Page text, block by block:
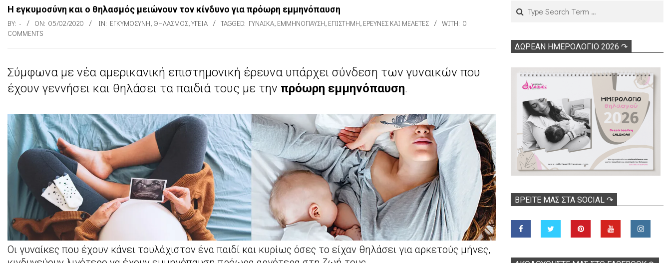
Η εγκυμοσύνη και ο θηλασμός μειώνουν τον κίνδυνο για πρόωρη εμμηνόπαυση
BY: - ON: 05/02/2020 IN: ΕΓΚΥΜΟΣΎΝΗ, ΘΗΛΑΣΜΌΣ,ΥΓΕΊΑ TAGGED: ΓΥΝΑΊΚΑ, ΕΜΜΗΝΌΠΑΥΣΗ, ΕΠΙΣΤΉΜΗ, ΕΡΕΥΝΕΣ ΚΑΙ ΜΕΛΈΤΕΣ WITH: 0
COMMENTS
Η
γ
κ
υ
μ
ν
η
Σύμφωνα με νέα αμερικανική επιστημονική έρευνα υπάρχει σύνδεση των γυναικών που
έχουν γεννήσει και θηλάσει τα παιδιά τους με την πρόωρη εμμηνόπαυση.
Οι γυναίκες που έχουν κάνει τουλάχιστον ένα παιδί και κυρίως όσες το είχαν θηλάσει για αρκετούς μήνες,
Search
ΔΩΡΕΑΝ ΗΜΕΡΟΛΟΓΙΟ 2026 ↷
ΒΡΕΊΤΕ ΜΑΣ ΣΤΑ SOCIAL ↷